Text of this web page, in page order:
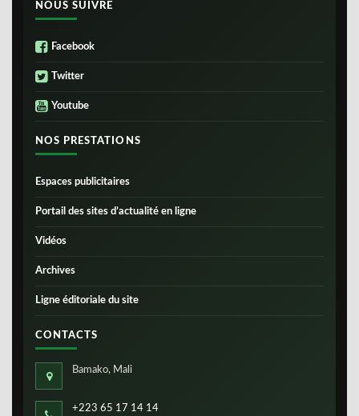
NOUS SUIVRE
Facebook
Twitter
Youtube
NOS PRESTATIONS
Espaces publicitaires
Portail des sites d’actualité en ligne
Vidéos
Archives
Ligne éditoriale du site
CONTACTS
Bamako, Mali
+223 65 17 14 14